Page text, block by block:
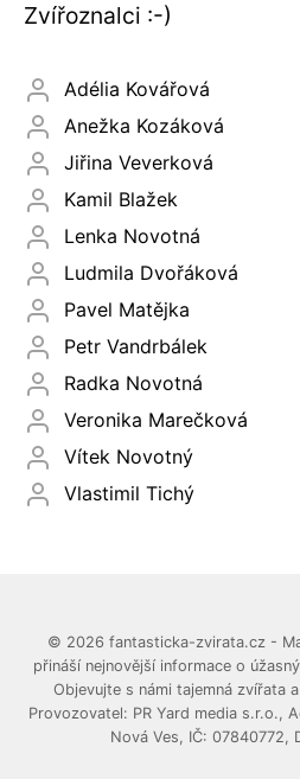
Zvířoznalci :-)
Adélia Kovářová
Anežka Kozáková
Jiřina Veverková
Kamil Blažek
Lenka Novotná
Ludmila Dvořáková
Pavel Matějka
Petr Vandrbálek
Radka Novotná
Veronika Marečková
Vítek Novotný
Vlastimil Tichý
© 2026 fantasticka-zvirata.cz -
přináší nejnovější informace o
Objevujte s námi tajemná zvířata
Provozovatel: PR Yard media s.r.o.,
Nová Ves, IČ: 07840772,